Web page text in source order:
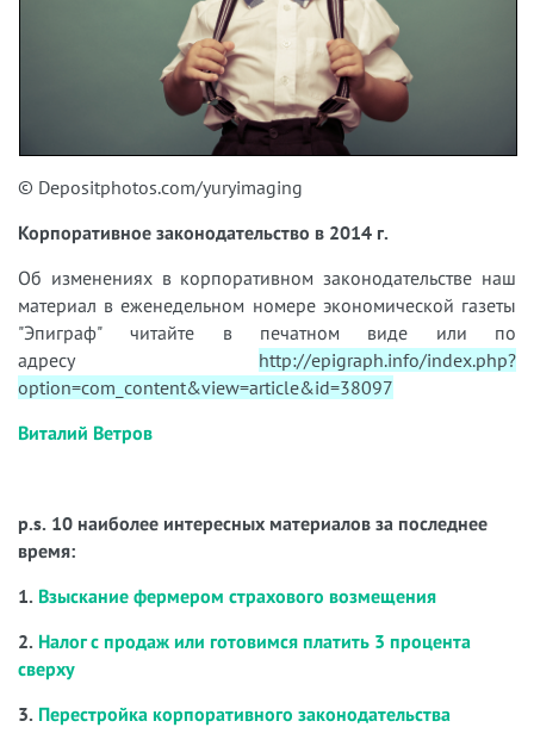
© Depositphotos.com/yuryimaging
Корпоративное законодательство в 2014 г.
Об изменениях в корпоративном законодательстве наш
материал в еженедельном номере экономической газеты
"Эпиграф" читайте в печатном виде или по
адресу http://epigraph.info/index.php?
option=com_content&view=article&id=38097
Виталий Ветров
p.s. 10 наиболее интересных материалов за последнее
время:
1. Взыскание фермером страхового возмещения
2. Налог с продаж или готовимся платить 3 процента
сверху
3. Перестройка корпоративного законодательства